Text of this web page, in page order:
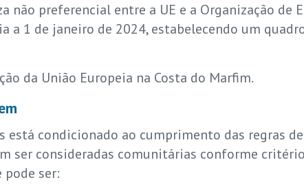
não preferencial entre a UE e a Organização de
a 1 de janeiro de 2024, estabelecendo um
da União Europeia na Costa do Marfim.
condicionado ao cumprimento das regras de
ser consideradas comunitárias conforme
ser: